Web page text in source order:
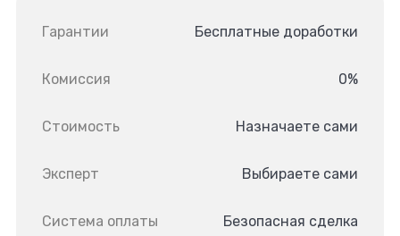
Гарантии Бесплатные доработки
Комиссия 0%
Стоимость Назначаете сами
Эксперт Выбираете сами
Система оплаты Безопасная сделка